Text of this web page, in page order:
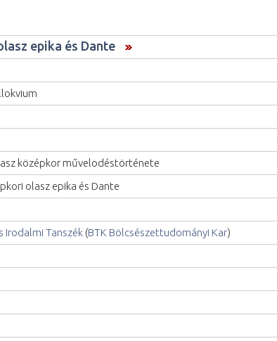
epika és Dante
középkor művelodéstörténete
olasz epika és Dante
Irodalmi Tanszék (BTK Bölcsészettudományi Kar)